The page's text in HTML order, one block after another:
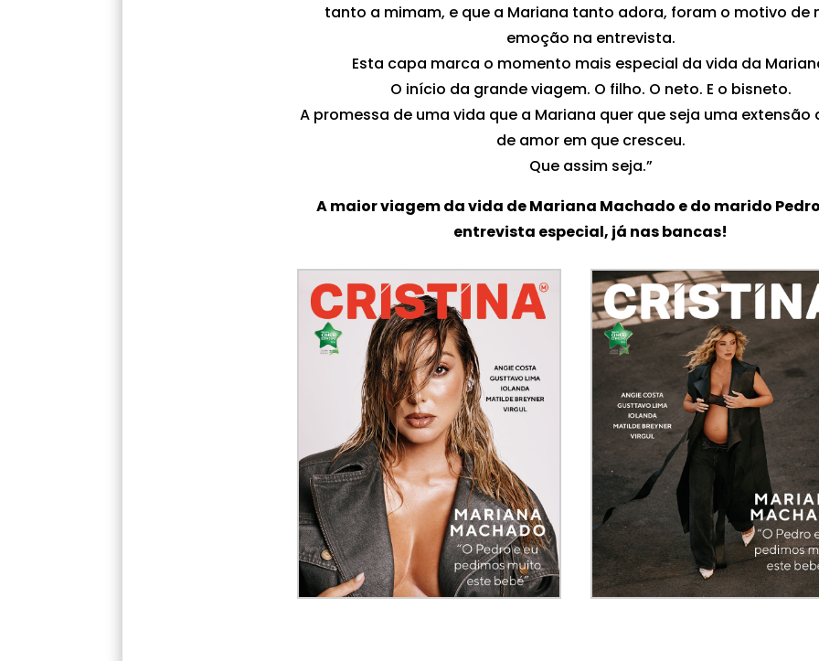
tanto a mimam, e que a Mariana tanto adora, foram o motivo de
emoção na entrevista.
Esta capa marca o momento mais especial da vida da
O início da grande viagem. O filho. O neto. E o bisneto.
A promessa de uma vida que a Mariana quer que seja uma extensão
de amor em que cresceu.
Que assim seja.”
A maior viagem da vida de Mariana Machado e do marido
entrevista especial, já nas bancas!